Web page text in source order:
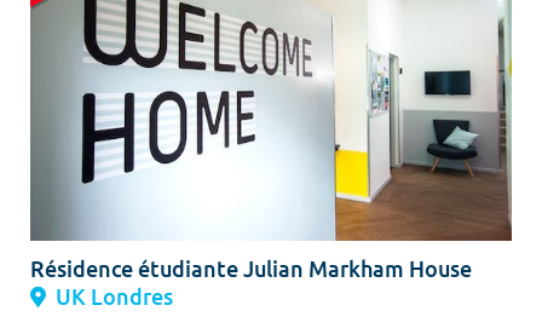
Résidence étudiante Julian Markham House
UK Londres